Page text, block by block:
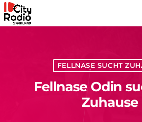
FELLNASE SUCHT
Fellnase Odin
Zuhause